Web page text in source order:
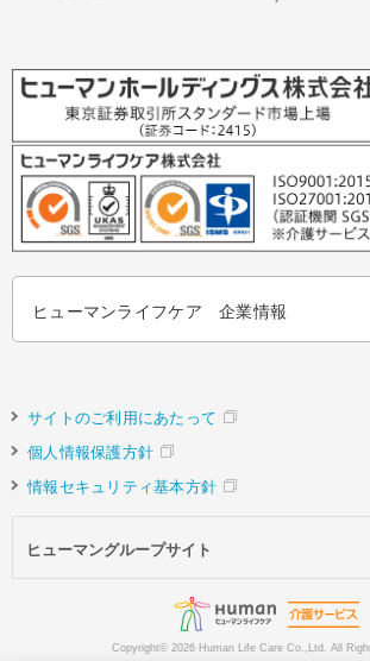
ヒューマンライフケア 企業情報
サイトのご利用にあたって
個人情報保護方針
情報セキュリティ基本方針
ヒューマングループサイト
Copyright© 2026 Human Life Care Co.,Ltd. All